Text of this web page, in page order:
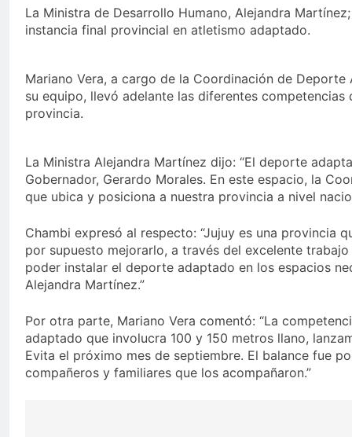
La Ministra de Desarrollo Humano, Alejandra
instancia final provincial en atletismo adaptado.
Mariano Vera, a cargo de la Coordinación de
su equipo, llevó adelante las diferentes
provincia.
La Ministra Alejandra Martínez dijo: “El deporte
Gobernador, Gerardo Morales. En este espacio, la
que ubica y posiciona a nuestra provincia a nivel
Chambi expresó al respecto: “Jujuy es una provincia
por supuesto mejorarlo, a través del excelente
poder instalar el deporte adaptado en los espacios
Alejandra Martínez.”
Por otra parte, Mariano Vera comentó: “La
adaptado que involucra 100 y 150 metros llano,
Evita el próximo mes de septiembre. El balance fue
compañeros y familiares que los acompañaron.”